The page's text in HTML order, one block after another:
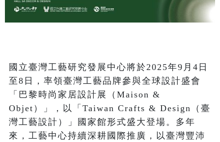
國立臺灣工藝研究發展中心將於2025年9月4日
至8日，率領臺灣工藝品牌參與全球設計盛會
「巴黎時尚家居設計展（Maison &
Objet）」，以「Taiwan Crafts & Design（臺
灣工藝設計）」國家館形式盛大登場。多年
來，工藝中心持續深耕國際推廣，以臺灣豐沛